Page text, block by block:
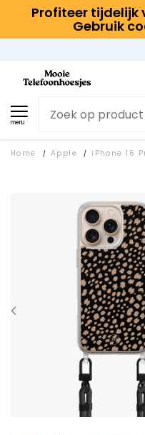
Profiteer tijdelijk
Gebruik
menu
Home / Apple / iPhone 16